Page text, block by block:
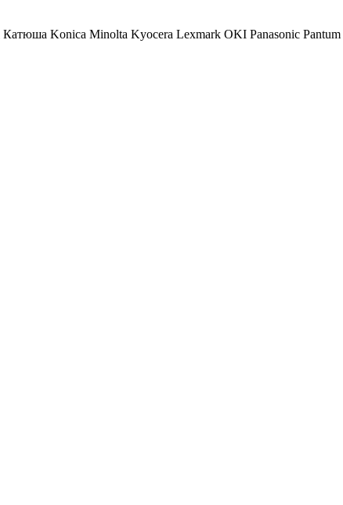
Катюша Konica Minolta Kyocera Lexmark OKI Panasonic Pantum